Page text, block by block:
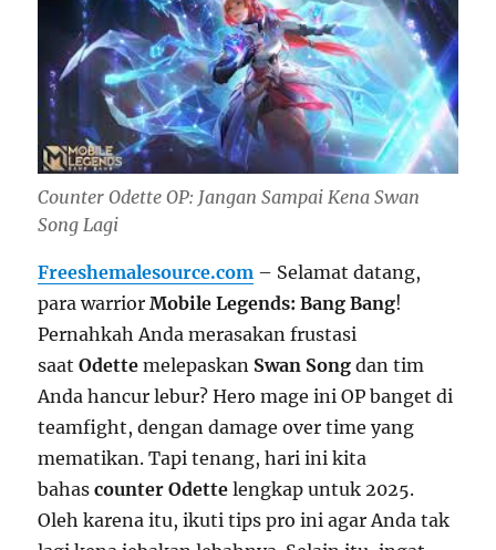
Counter Odette OP: Jangan Sampai Kena Swan
Song Lagi
Freeshemalesource.com – Selamat datang,
para warriorMobile Legends: Bang Bang!
Pernahkah Anda merasakan frustasi
saatOdette melepaskan Swan Song dan tim
Anda hancur lebur? Hero mage ini OP banget di
teamfight, dengan damage over time yang
mematikan. Tapi tenang, hari ini kita
bahascounter Odette lengkap untuk 2025.
Oleh karena itu, ikuti tips pro ini agar Anda tak